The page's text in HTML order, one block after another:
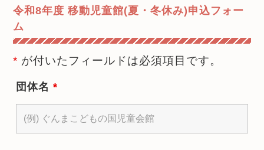
令和8年度 移動児童館(夏・冬休み)申込フォー
ム
* が付いたフィールドは必須項目です。
団体名*